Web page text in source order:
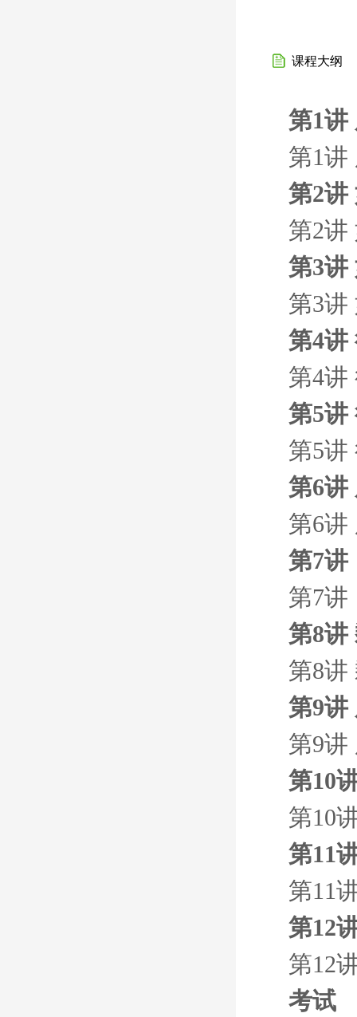
课程大纲
第1讲
第1讲
第2
第2
第3
第3
第4讲
第4讲
第5讲
第5讲
第6讲
第6讲
第7讲
第7讲
第8讲
第8讲
第9讲
第9讲
第10
第10
第11
第11
第12
第12
考试